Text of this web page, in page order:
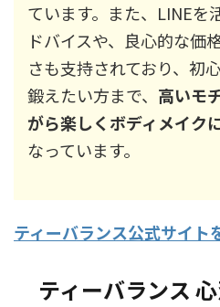
ています。また、LINEを
ドバイスや、良心的な価
さも支持されており、初
鍛えたい方まで、 高いモ
がら楽しくボディメイク
なっています。
ティーバランス公式サイト
ティーバランス